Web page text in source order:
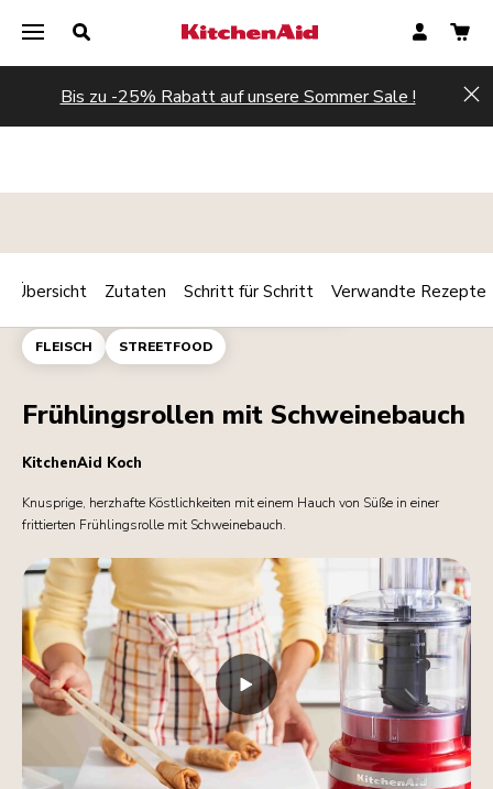
Bis zu -25% Rabatt auf unsere Sommer Sale !
DIPS AMUSE-GUEULE HAUPTGERICHT
FLEISCH STREETFOOD
Print
Share
Frühlingsrollen mit Schweinebauch
KitchenAid Koch
Knusprige, herzhafte Köstlichkeiten mit einem Hauch von Süße in einer
frittierten Frühlingsrolle mit Schweinebauch.
Übersicht Zutaten Schritt für Schritt Verwandte Rezepte